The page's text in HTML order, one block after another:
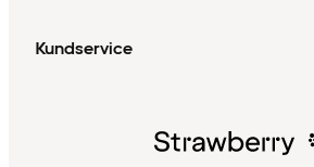
Kundservice